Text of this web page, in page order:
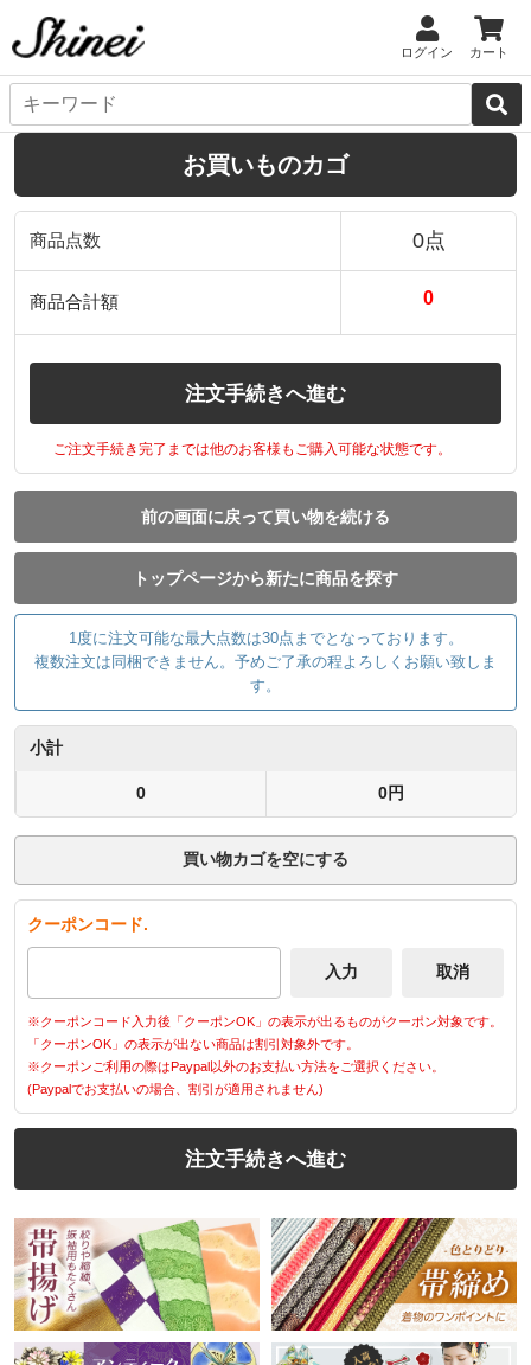
ログイン カート
お買いものカゴ
商品点数 0点
商品合計額 0
注文手続きへ進む
ご注文手続き完了までは他のお客様もご購入可能な状態です。
前の画面に戻って買い物を続ける
トップページから新たに商品を探す
1度に注文可能な最大点数は30点までとなっております。
複数注文は同梱できません。予めご了承の程よろしくお願い致しま
す。
小計
0 0円
買い物カゴを空にする
クーポンコード.
※クーポンコード入力後「クーポンOK」の表示が出るものがクーポン対象です。
「クーポンOK」の表示が出ない商品は割引対象外です。
※クーポンご利用の際はPaypal以外のお支払い方法をご選択ください。
(Paypalでお支払いの場合、割引が適用されません)
注文手続きへ進む